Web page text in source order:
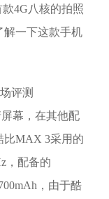
4G八核的拍照
解一下这款手机
幕，在其他配
比MAX 3采用的
，配备的
，由于酷